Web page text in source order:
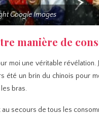
Google Images
manière de
moi une véritable révélation.
un brin du chinois pour
bras.
au secours de tous les